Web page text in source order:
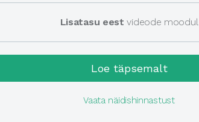
Lisatasu eest videode moodul
Loe täpsemalt
Vaata näidishinnastust